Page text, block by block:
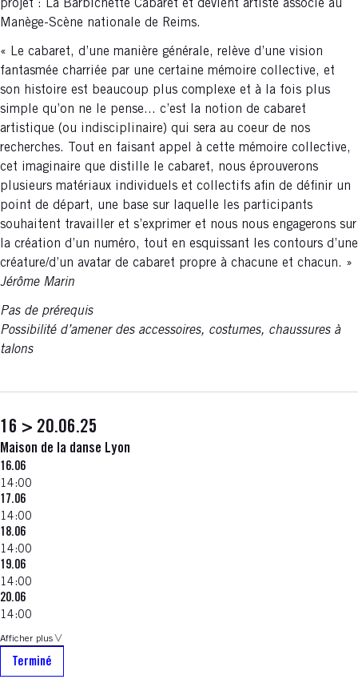
projet : La Barbichette Cabaret et devient artiste associé au
Manège-Scène nationale de Reims.
« Le cabaret, d’une manière générale, relève d’une vision
fantasmée charriée par une certaine mémoire collective, et
son histoire est beaucoup plus complexe et à la fois plus
simple qu’on ne le pense... c’est la notion de cabaret
artistique (ou indisciplinaire) qui sera au coeur de nos
recherches. Tout en faisant appel à cette mémoire collective,
cet imaginaire que distille le cabaret, nous éprouverons
plusieurs matériaux individuels et collectifs afin de définir un
point de départ, une base sur laquelle les participants
souhaitent travailler et s’exprimer et nous nous engagerons sur
la création d’un numéro, tout en esquissant les contours d’une
créature/d’un avatar de cabaret propre à chacune et chacun. »
Jérôme Marin
Pas de prérequis
Possibilité d’amener des accessoires, costumes, chaussures à
talons
16 > 20.06.25
Maison de la danse Lyon
16.06
14:00
17.06
14:00
18.06
14:00
19.06
14:00
20.06
14:00
Afficher plus
Terminé